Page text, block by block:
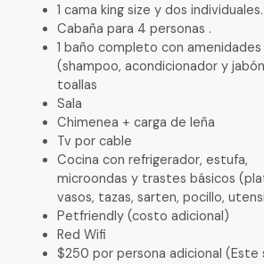
1 cama king size y dos individuales.
Cabaña para 4 personas .
1 baño completo con amenidades
(shampoo, acondicionador y
toallas
Sala
Chimenea + carga de leña
Tv por cable
Cocina con refrigerador, estufa,
microondas y trastes básicos
vasos, tazas, sarten, pocillo,
Petfriendly (costo adicional)
Red Wifi
$250 por persona adicional (Este